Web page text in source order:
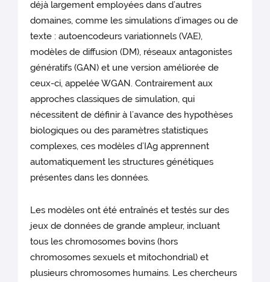
déjà largement employées dans d’autres
domaines, comme les simulations d’images ou de
texte : autoencodeurs variationnels (VAE),
modèles de diffusion (DM), réseaux antagonistes
génératifs (GAN) et une version améliorée de
ceux-ci, appelée WGAN. Contrairement aux
approches classiques de simulation, qui
nécessitent de définir à l’avance des hypothèses
biologiques ou des paramètres statistiques
complexes, ces modèles d’IAg apprennent
automatiquement les structures génétiques
présentes dans les données.
Les modèles ont été entraînés et testés sur des
jeux de données de grande ampleur, incluant
tous les chromosomes bovins (hors
chromosomes sexuels et mitochondrial) et
plusieurs chromosomes humains. Les chercheurs